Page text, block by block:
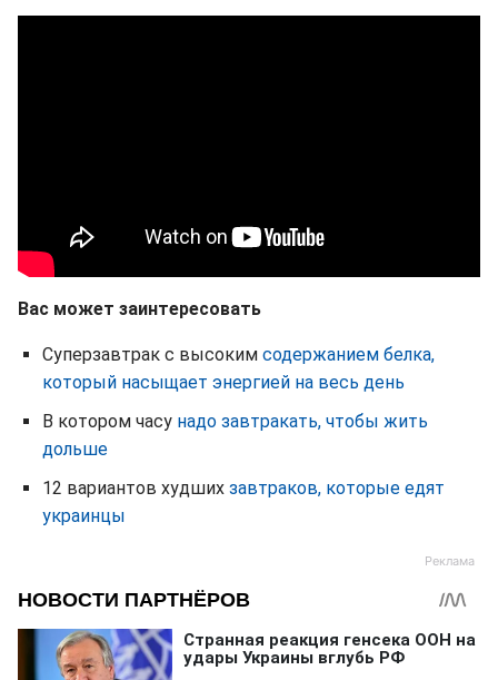
Вас может заинтересовать
Суперзавтрак с высоким содержанием белка,
который насыщает энергией на весь день
В котором часу надо завтракать, чтобы жить
дольше
12 вариантов худших завтраков, которые едят
украинцы